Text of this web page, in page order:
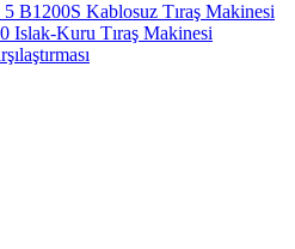
B1200S Kablosuz Tıraş Makinesi
Islak-Kuru Tıraş Makinesi